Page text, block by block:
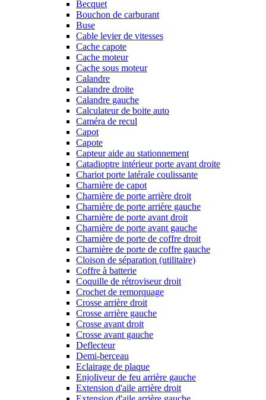
Becquet
Bouchon de carburant
Buse
Cable levier de vitesses
Cache capote
Cache moteur
Cache sous moteur
Calandre
Calandre droite
Calandre gauche
Calculateur de boite auto
Caméra de recul
Capot
Capote
Capteur aide au stationnement
Catadioptre intérieur porte avant droite
Chariot porte latérale coulissante
Charnière de capot
Charnière de porte arrière droit
Charnière de porte arrière gauche
Charnière de porte avant droit
Charnière de porte avant gauche
Charnière de porte de coffre droit
Charnière de porte de coffre gauche
Cloison de séparation (utilitaire)
Coffre à batterie
Coquille de rétroviseur droit
Crochet de remorquage
Crosse arrière droit
Crosse arrière gauche
Crosse avant droit
Crosse avant gauche
Deflecteur
Demi-berceau
Eclairage de plaque
Enjoliveur de feu arrière gauche
Extension d'aile arrière droit